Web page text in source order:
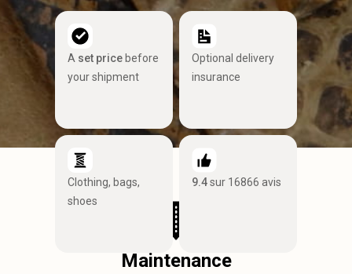
A set price before
your shipment
Optional delivery
insurance
Clothing, bags,
shoes
9.4sur 16866 avis
Maintenance